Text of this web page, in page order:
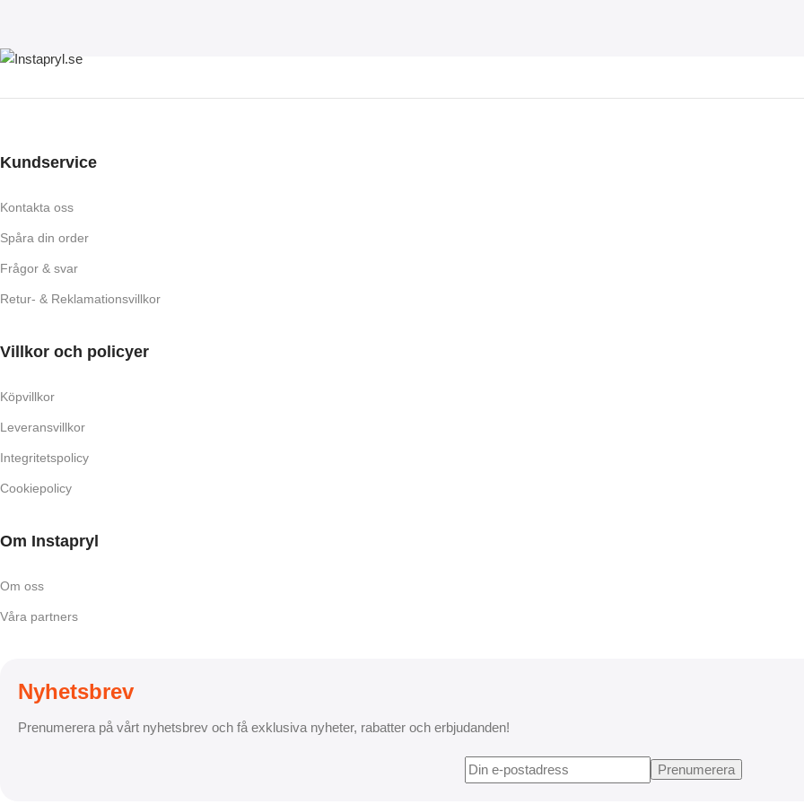
Kundservice
Kontakta oss
Spåra din order
Frågor & svar
Retur- & Reklamationsvillkor
Villkor och policyer
Köpvillkor
Leveransvillkor
Integritetspolicy
Cookiepolicy
Om Instapryl
Om oss
Våra partners
Nyhetsbrev
Prenumerera på vårt nyhetsbrev och få exklusiva nyheter, rabatter och erbjudanden!